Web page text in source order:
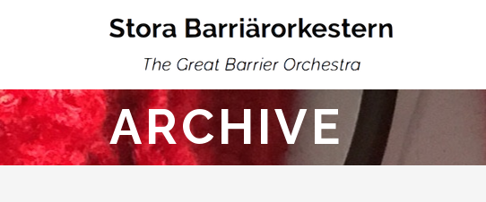
ARCHIVE